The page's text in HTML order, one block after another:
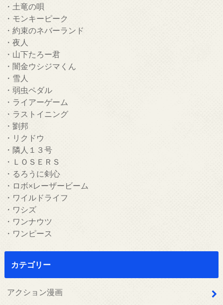
・土竜の唄
・モンキーピーク
・約束のネバーランド
・夜人
・山下たろー君
・闇金ウシジマくん
・雪人
・弱虫ペダル
・ライアーゲーム
・ラストイニング
・劉邦
・リクドウ
・隣人１３号
・ＬＯＳＥＲＳ
・るろうに剣心
・ロボ×レーザービーム
・ワイルドライフ
・ワシズ
・ワンナウツ
・ワンピース
カテゴリー
アクション漫画